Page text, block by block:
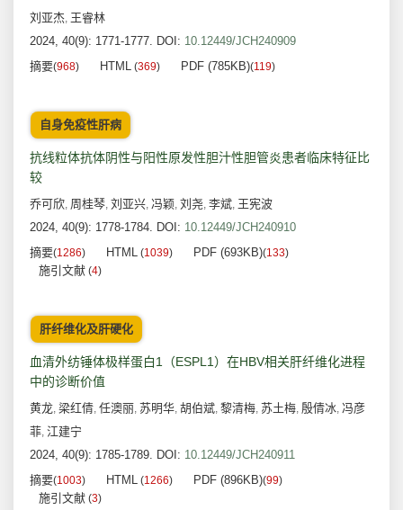
刘亚杰, 王睿林
2024, 40(9): 1771-1777. DOI: 10.12449/JCH240909
摘要(968) HTML (369) PDF (785KB)(119)
自身免疫性肝病
抗线粒体抗体阴性与阳性原发性胆汁性胆管炎患者临床特征比
较
乔可欣, 周桂琴, 刘亚兴, 冯颖, 刘尧, 李斌, 王宪波
2024, 40(9): 1778-1784. DOI: 10.12449/JCH240910
摘要(1286) HTML (1039) PDF (693KB)(133)
施引文献 (4)
肝纤维化及肝硬化
血清外纺锤体极样蛋白1（ESPL1）在HBV相关肝纤维化进程
中的诊断价值
黄龙, 梁红倩, 任澳丽, 苏明华, 胡伯斌, 黎清梅, 苏土梅, 殷倩冰, 冯彦
菲, 江建宁
2024, 40(9): 1785-1789. DOI: 10.12449/JCH240911
摘要(1003) HTML (1266) PDF (896KB)(99)
施引文献 (3)